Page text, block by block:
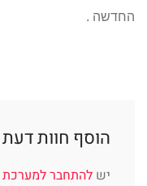
החדשה .
הוסף חוות דעת
יש להתחבר למערכת